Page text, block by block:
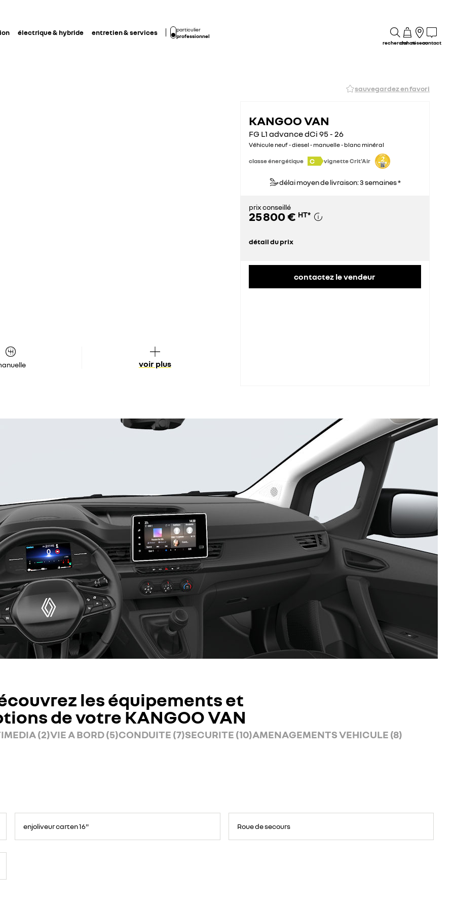
électrique & hybride entretien & services
particulier
professionnel
rechercheachatréseaucontact
sauvegardez en favori
voir plus
KANGOO VAN
FG L1 advance dCi 95 - 26
Véhicule neuf - diesel - manuelle - blanc minéral
classe énergétique C vignette Crit'Air
délai moyen de livraison: 3 semaines *
prix conseillé
25 800 € HT*
détail du prix
contactez le vendeur
les équipements et
de votre KANGOO VAN
(2)VIE A BORD (5)CONDUITE (7)SECURITE (10)AMENAGEMENTS VEHICULE (8)
enjoliveur carten 16" Roue de secours